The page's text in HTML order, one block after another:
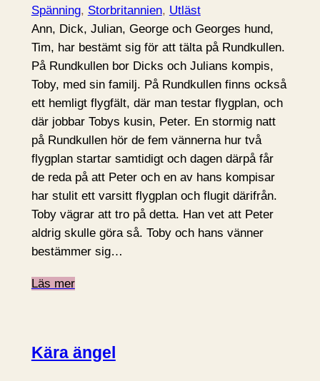
Spänning, Storbritannien, Utläst
Ann, Dick, Julian, George och Georges hund,
Tim, har bestämt sig för att tälta på Rundkullen.
På Rundkullen bor Dicks och Julians kompis,
Toby, med sin familj. På Rundkullen finns också
ett hemligt flygfält, där man testar flygplan, och
där jobbar Tobys kusin, Peter. En stormig natt
på Rundkullen hör de fem vännerna hur två
flygplan startar samtidigt och dagen därpå får
de reda på att Peter och en av hans kompisar
har stulit ett varsitt flygplan och flugit därifrån.
Toby vägrar att tro på detta. Han vet att Peter
aldrig skulle göra så. Toby och hans vänner
bestämmer sig…
Läs mer
Kära ängel